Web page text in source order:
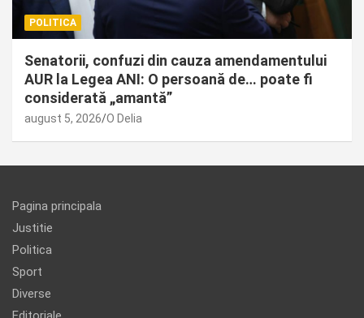
POLITICA
Senatorii, confuzi din cauza amendamentului
AUR la Legea ANI: O persoană de… poate fi
considerată „amantă”
august 5, 2026 O Delia
Pagina principala
Justitie
Politica
Sport
Diverse